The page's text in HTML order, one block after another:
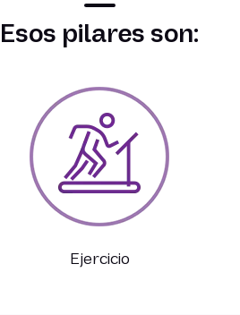
Esos pilares son:
Ejercicio